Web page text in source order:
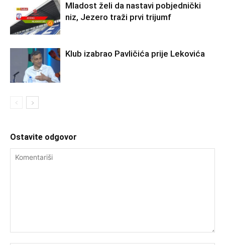
Mladost želi da nastavi pobjednički
niz, Jezero traži prvi trijumf
Klub izabrao Pavličića prije Lekovića
Ostavite odgovor